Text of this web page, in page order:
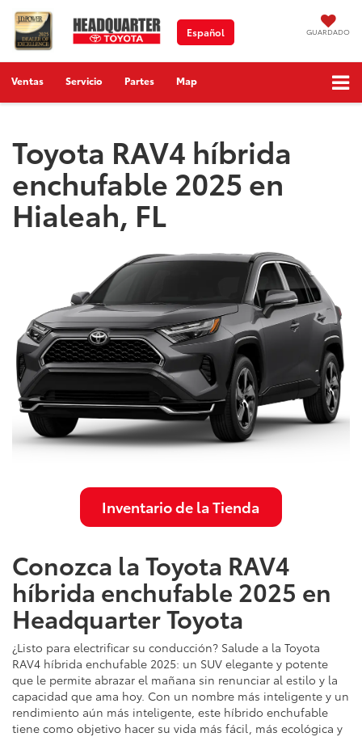
Español GUARDADO
Ventas Servicio Partes Map
Toyota RAV4 híbrida
enchufable 2025 en
Hialeah, FL
Inventario de la Tienda
Conozca la Toyota RAV4
híbrida enchufable 2025 en
Headquarter Toyota
¿Listo para electrificar su conducción? Salude a la Toyota
RAV4 híbrida enchufable 2025: un SUV elegante y potente
que le permite abrazar el mañana sin renunciar al estilo y la
capacidad que ama hoy. Con un nombre más inteligente y un
rendimiento aún más inteligente, este híbrido enchufable
tiene como objetivo hacer su vida más fácil, más ecológica y